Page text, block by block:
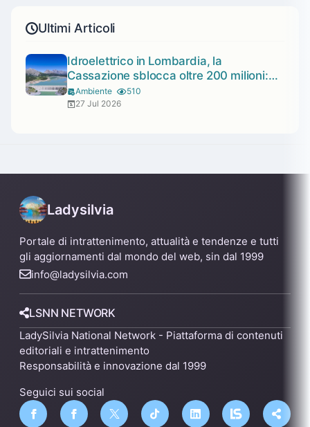
Ultimi Articoli
Idroelettrico in Lombardia, la
Cassazione sblocca oltre 200 milioni:
120 a Sondrio
Ambiente
510
27 Jul 2026
Ladysilvia
Portale di intrattenimento, attualità e tendenze e tutti
gli aggiornamenti dal mondo del web, sin dal 1999
info@ladysilvia.com
LSNN NETWORK
LadySilvia National Network - Piattaforma di contenuti
editoriali e intrattenimento
Responsabilità e innovazione dal 1999
Seguici sui social